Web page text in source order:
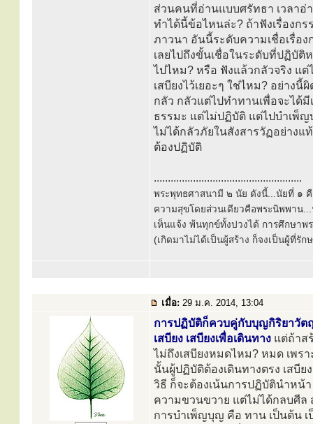
ส่วนคนที่อ่านแบบศรัทธา เวลาอ่
ทำได้นี้ข้อไหนล่ะ? ถ้าฟังเรื่องก
ภาวนา อันนี้ระดับความเชื่อเรื่อ
เลยไปถึงขั้นเชื่อในระดับที่ปฏิบัติ
ไปไหม? หรือ ฟังแล้วกลัวจริง แต่
เสบียงไว้เยอะๆ ใช่ไหม? อย่าง
กลัว กลัวแต่ไปทำทานเพื่อจะได้
ธรรมะ แต่ไม่ปฏิบัติ แต่ไปบำเพ็
ไม่ได้กลัวภัยในสังสารวัฏอย่างแ
ต้องปฏิบัติ
.....................................................
พระพุทธศาสนามี ๒ นัย ดังนี้...นัยที่ ๑ คื
ความสุขโดยส่วนเดียวคือพระนิพพาน
เห็นแจ้ง พ้นทุกข์ทั้งปวงได้ การศึกษาพ
(เกิดมาไม่ได้เป็นผู้สร้าง ก็จงเป็นผู้ที่รั
เมื่อ: 29 ม.ค. 2014, 13:04
การปฏิบัติก็ควบคู่กับบุญกิริยาวัต
เสบียง เสบียงเพื่อเดินทาง แต่ถ้าส
ไม่ถึงเสบียงหมดไหม? หมด เพร
นั้นผู้ปฏิบัติต้องเดินทางตรง เสบี
วิธี ก็จะต้องเน้นการปฏิบัตินำห
ความขวนขวาย แต่ไม่ได้กลบศีล
การบำเพ็ญบุญ คือ ทาน เป็นต้น